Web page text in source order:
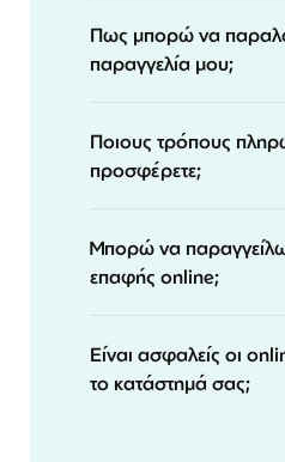
Πως μπορώ να
παραγγελία μου;
Ποιους τρόπους
προσφέρετε;
Μπορώ να
επαφής online;
Είναι ασφαλείς οι
το κατάστημά σας;